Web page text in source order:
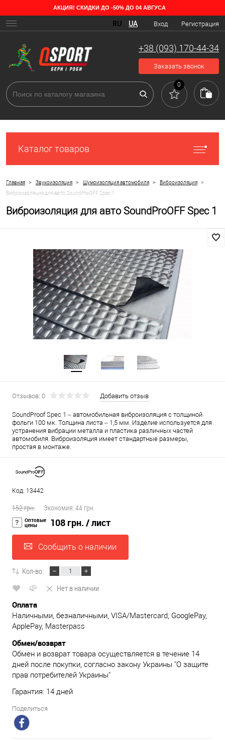
АКЦИЯ! СКИДКИ ДО -50% ДО 04 АВГУСА
Вход Регистрация
RU UA
+38 (093) 170-44-34
Заказать звонок
0
Каталог товаров
Главная > Звукоизоляция > Шумоизоляция автомобиля > Виброизоляция >
Виброизоляция для авто SoundProOFF Spec 1
Виброизоляция для авто SoundProOFF Spec 1
Отзывов: 0 Добавить отзыв
SoundProof Spec 1 – автомобильная виброизоляция с толщиной
фольги 100 мк. Толщина листа – 1,5 мм. Изделие используется для
устранения вибрации металла и пластика различных частей
автомобиля. Виброизоляция имеет стандартные размеры,
простая в монтаже.
Код: 13442
152 грн. Экономия: 44 грн.
Оптовые
цены 108 грн. / лист
Сообщить о наличии
Кол-во:
Нет в наличии
Оплата
Наличными, безналичными, VISA/Mastercard, GooglePay,
ApplePay, Masterpass
Обмен/возврат
Обмен и возврат товара осуществляется в течение 14
дней после покупки, согласно закону Украины "О защите
прав потребителей Украины"
Гарантия: 14 дней
Поделиться